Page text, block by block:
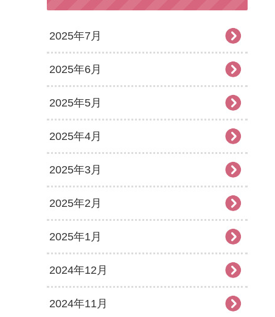
2025年7月
2025年6月
2025年5月
2025年4月
2025年3月
2025年2月
2025年1月
2024年12月
2024年11月